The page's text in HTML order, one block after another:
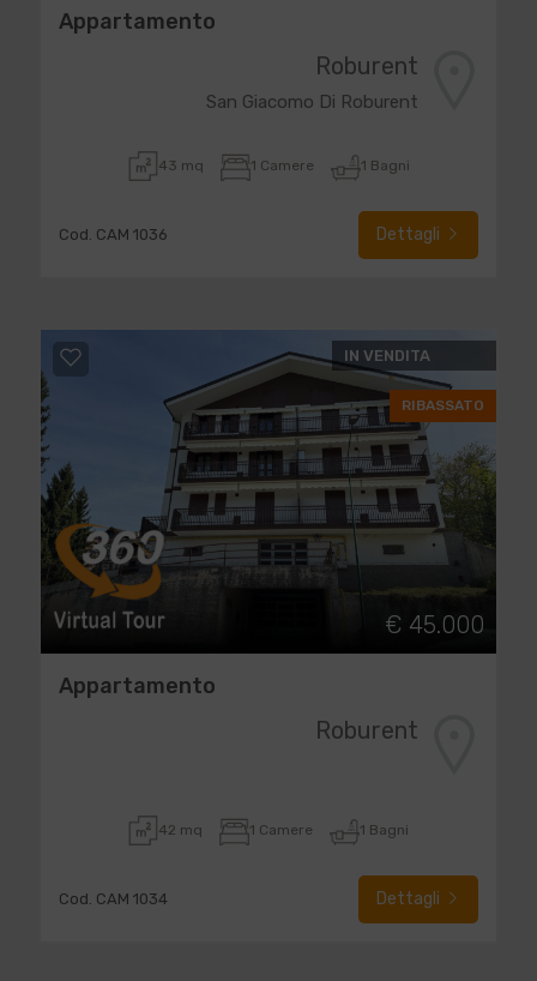
Appartamento
Roburent
San Giacomo Di Roburent
43 mq 1 Camere 1 Bagni
Cod. CAM 1036 Dettagli
IN VENDITA
RIBASSATO
€ 45.000
Appartamento
Roburent
42 mq 1 Camere 1 Bagni
Cod. CAM 1034 Dettagli